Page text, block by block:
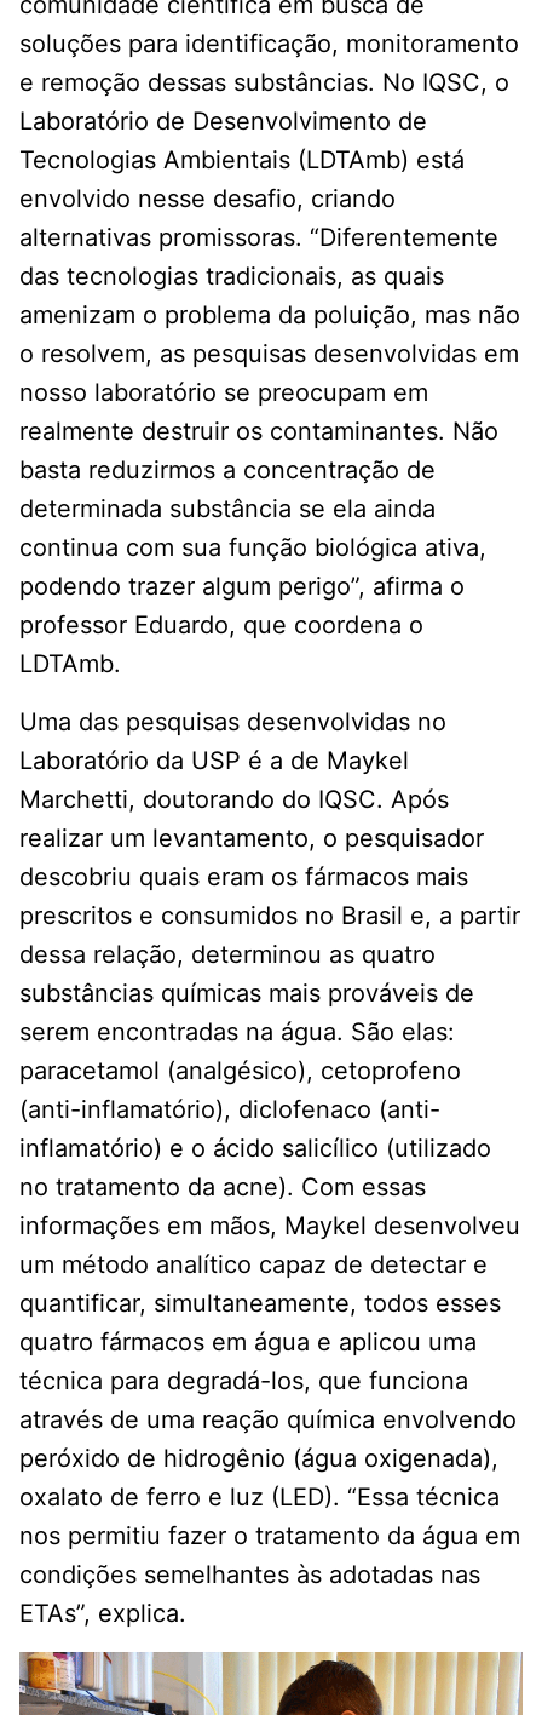
soluções para identificação, monitoramento
e remoção dessas substâncias. No IQSC, o
Laboratório de Desenvolvimento de
Tecnologias Ambientais (LDTAmb) está
envolvido nesse desafio, criando
alternativas promissoras. “Diferentemente
das tecnologias tradicionais, as quais
amenizam o problema da poluição, mas não
o resolvem, as pesquisas desenvolvidas em
nosso laboratório se preocupam em
realmente destruir os contaminantes. Não
basta reduzirmos a concentração de
determinada substância se ela ainda
continua com sua função biológica ativa,
podendo trazer algum perigo”, afirma o
professor Eduardo, que coordena o
LDTAmb.
Uma das pesquisas desenvolvidas no
Laboratório da USP é a de Maykel
Marchetti, doutorando do IQSC. Após
realizar um levantamento, o pesquisador
descobriu quais eram os fármacos mais
prescritos e consumidos no Brasil e, a partir
dessa relação, determinou as quatro
substâncias químicas mais prováveis de
serem encontradas na água. São elas:
paracetamol (analgésico), cetoprofeno
(anti-inflamatório), diclofenaco (anti-
inflamatório) e o ácido salicílico (utilizado
no tratamento da acne). Com essas
informações em mãos, Maykel desenvolveu
um método analítico capaz de detectar e
quantificar, simultaneamente, todos esses
quatro fármacos em água e aplicou uma
técnica para degradá-los, que funciona
através de uma reação química envolvendo
peróxido de hidrogênio (água oxigenada),
oxalato de ferro e luz (LED). “Essa técnica
nos permitiu fazer o tratamento da água em
condições semelhantes às adotadas nas
ETAs”, explica.